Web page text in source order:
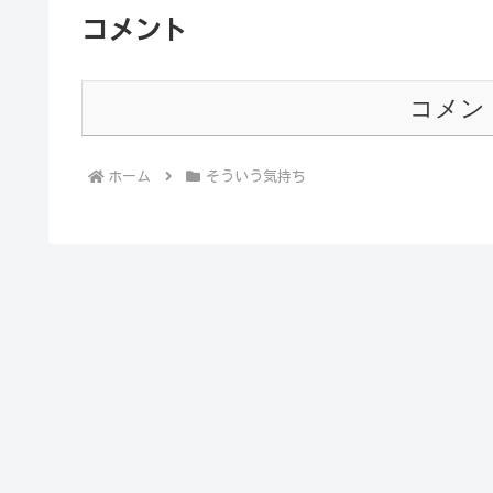
コメント
コメン
ホーム そういう気持ち